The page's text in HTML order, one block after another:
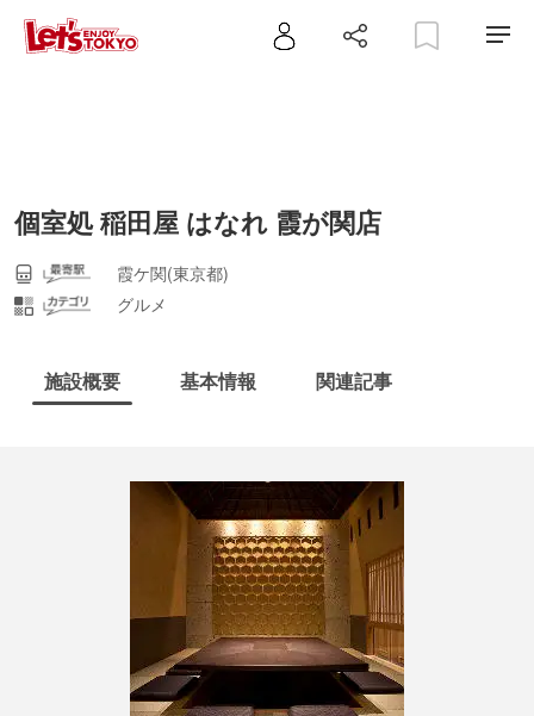
個室処 稲田屋 はなれ 霞が関店
霞ケ関(東京都)
グルメ
施設概要 基本情報 関連記事